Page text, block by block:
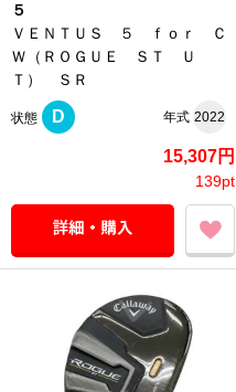
５
ＶＥＮＴＵＳ ５ ｆｏｒ Ｃ
Ｗ（ＲＯＧＵＥ ＳＴ Ｕ
Ｔ） ＳＲ
状態 D 年式 2022
15,307円
139pt